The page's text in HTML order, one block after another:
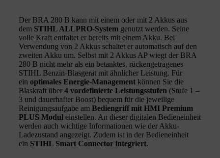
Der BRA 280 B kann mit einem oder mit 2 Akkus aus
dem STIHL ALLPRO-System genutzt werden. Seine
volle Kraft entfaltet er bereits mit einem Akku. Bei
Verwendung von 2 Akkus schaltet er automatisch auf den
zweiten Akku um. Selbst mit 2 Akkus AP wiegt der BRA
280 B nicht mehr als ein betanktes, rückengetragenes
STIHL Benzin-Blasgerät mit ähnlicher Leistung. Für
ein optimales Energie-Management können Sie die
Blaskraft über 4 vordefinierte Leistungsstufen (Stufe 1 –
3 und dauerhafter Boost) bequem für die jeweilige
Reinigungsaufgabe am Bediengriff mit HMI Premium
PLUS Modul einstellen. An dieser digitalen Bedieneinheit
werden auch wichtige Informationen wie der Akku-
Ladezustand angezeigt. Zudem ist in der Bedieneinheit
ein STIHL Smart Connector integriert.